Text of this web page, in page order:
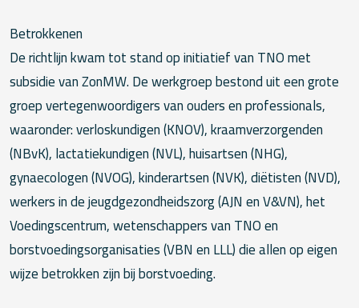
Betrokkenen
De richtlijn kwam tot stand op initiatief van TNO met
subsidie van ZonMW. De werkgroep bestond uit een grote
groep vertegenwoordigers van ouders en professionals,
waaronder: verloskundigen (KNOV), kraamverzorgenden
(NBvK), lactatiekundigen (NVL), huisartsen (NHG),
gynaecologen (NVOG), kinderartsen (NVK), diëtisten (NVD),
werkers in de jeugdgezondheidszorg (AJN en V&VN), het
Voedingscentrum, wetenschappers van TNO en
borstvoedingsorganisaties (VBN en LLL) die allen op eigen
wijze betrokken zijn bij borstvoeding.